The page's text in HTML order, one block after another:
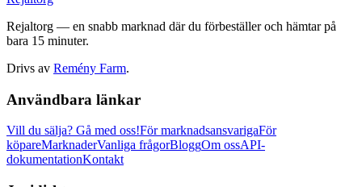
Rejaltorg — en snabb marknad där du förbeställer och hämtar på
bara 15 minuter.
Drivs av Remény Farm.
Användbara länkar
Vill du sälja? Gå med oss!För marknadsansvarigaFör
köpareMarknaderVanliga frågorBloggOm ossAPI-
dokumentationKontakt